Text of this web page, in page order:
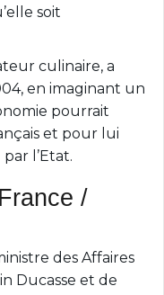
soit
culinaire, a
en imaginant un
pourrait
et pour lui
l’Etat.
/
des Affaires
Ducasse et de